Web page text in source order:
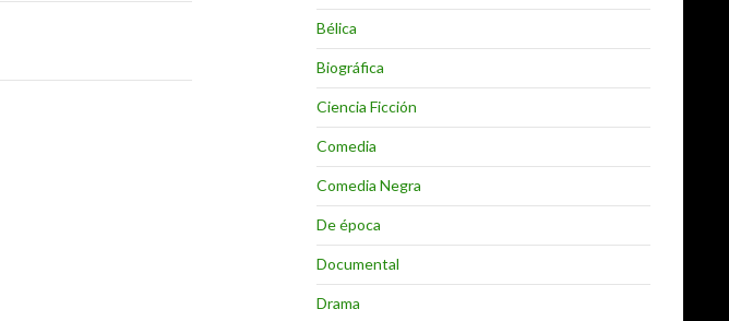
Bélica
Biográfica
Ciencia Ficción
Comedia
Comedia Negra
De época
Documental
Drama